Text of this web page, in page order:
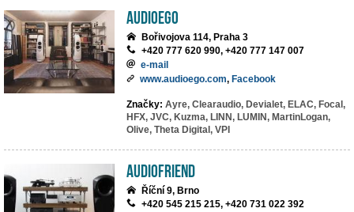
AUDIOEGO
Bořivojova 114, Praha 3
+420 777 620 990, +420 777 147 007
e-mail
www.audioego.com, Facebook
Značky: Ayre, Clearaudio, Devialet, ELAC, Focal,
HFX, JVC, Kuzma, LINN, LUMIN, MartinLogan,
Olive, Theta Digital, VPI
Audiofriend
Říční 9, Brno
+420 545 215 215, +420 731 022 392